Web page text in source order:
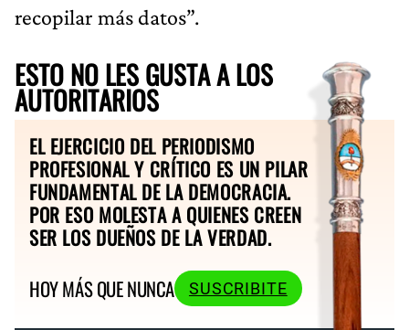
recopilar más datos”.
ESTO NO LES GUSTA A LOS
AUTORITARIOS
EL EJERCICIO DEL PERIODISMO
PROFESIONAL Y CRÍTICO ES UN PILAR
FUNDAMENTAL DE LA DEMOCRACIA.
POR ESO MOLESTA A QUIENES CREEN
SER LOS DUEÑOS DE LA VERDAD.
HOY MÁS QUE NUNCA
SUSCRIBITE